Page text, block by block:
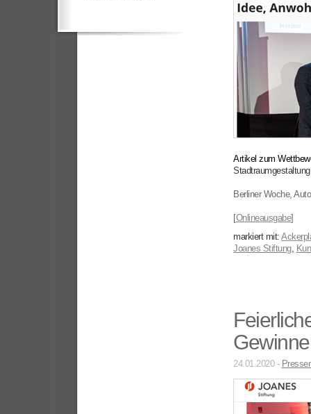
Artikel zum
Berliner Woche,
[Onlineausgabe]
markiert mit:
Joanes Stiftung,
24.01.2020 -